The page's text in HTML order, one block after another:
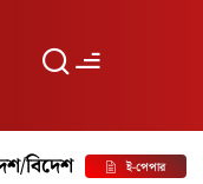
বিদেশ পর্যটনই-পেপার